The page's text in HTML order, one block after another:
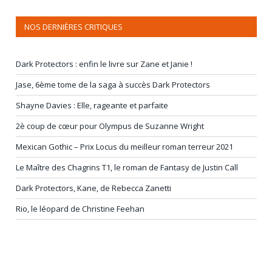
NOS DERNIÈRES CRITIQUES
Dark Protectors : enfin le livre sur Zane et Janie !
Jase, 6ème tome de la saga à succès Dark Protectors
Shayne Davies : Elle, rageante et parfaite
2è coup de cœur pour Olympus de Suzanne Wright
Mexican Gothic – Prix Locus du meilleur roman terreur 2021
Le Maître des Chagrins T1, le roman de Fantasy de Justin Call
Dark Protectors, Kane, de Rebecca Zanetti
Rio, le léopard de Christine Feehan